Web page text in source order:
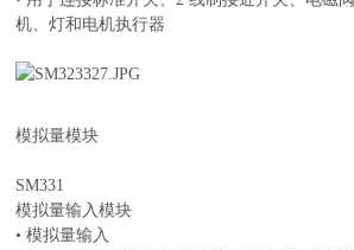
机、灯和电机执行器
模拟量模块
SM331
模拟量输入模块
• 模拟量输入